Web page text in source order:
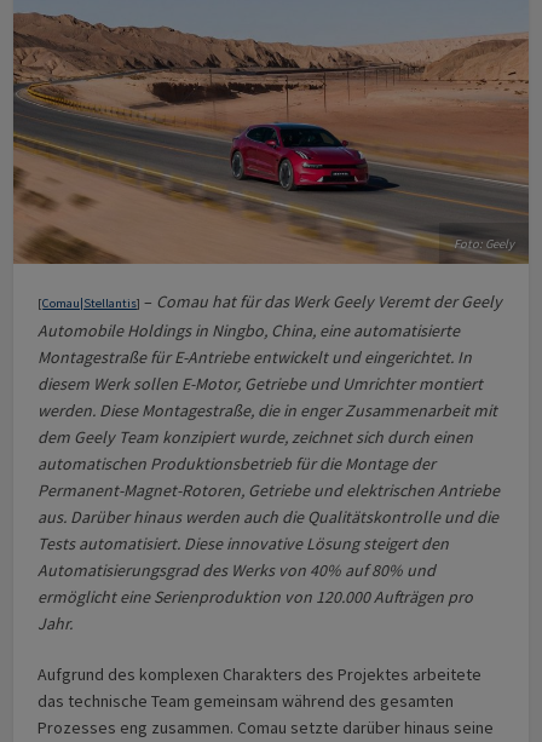
Foto: Geely
[Comau|Stellantis] – Comau hat für das Werk Geely Veremt der Geely
Automobile Holdings in Ningbo, China, eine automatisierte
Montagestraße für E-Antriebe entwickelt und eingerichtet. In
diesem Werk sollen E-Motor, Getriebe und Umrichter montiert
werden. Diese Montagestraße, die in enger Zusammenarbeit mit
dem Geely Team konzipiert wurde, zeichnet sich durch einen
automatischen Produktionsbetrieb für die Montage der
Permanent-Magnet-Rotoren, Getriebe und elektrischen Antriebe
aus. Darüber hinaus werden auch die Qualitätskontrolle und die
Tests automatisiert. Diese innovative Lösung steigert den
Automatisierungsgrad des Werks von 40% auf 80% und
ermöglicht eine Serienproduktion von 120.000 Aufträgen pro
Jahr.
Aufgrund des komplexen Charakters des Projektes arbeitete
das technische Team gemeinsam während des gesamten
Prozesses eng zusammen. Comau setzte darüber hinaus seine